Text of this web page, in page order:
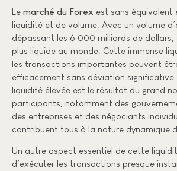
Le marché du Forex est sans équivalent
liquidité et de volume. Avec un volume
dépassant les 6 000 milliards de dollars,
plus liquide au monde. Cette immense
les transactions importantes peuvent
efficacement sans déviation significative
liquidité élevée est le résultat du grand
participants, notamment des
des entreprises et des négociants
contribuent tous à la nature dynamique
Un autre aspect essentiel de cette
d’exécuter les transactions presque